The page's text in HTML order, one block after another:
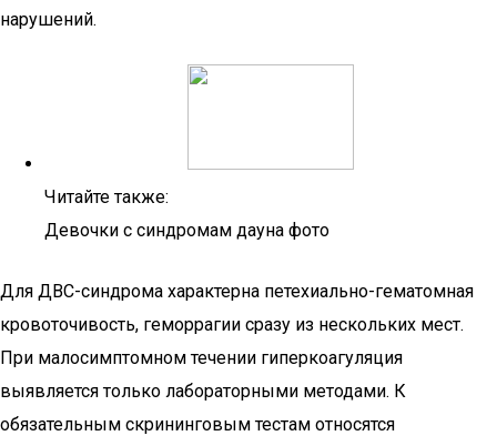
нарушений.
Читайте также:
Девочки с синдромам дауна фото
Для ДВС-синдрома характерна петехиально-гематомная
кровоточивость, геморрагии сразу из нескольких мест.
При малосимптомном течении гиперкоагуляция
выявляется только лабораторными методами. К
обязательным скрининговым тестам относятся